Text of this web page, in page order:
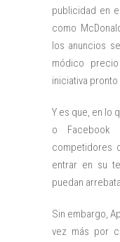
publicidad en
como
los anuncios
módico
iniciativa
Y es que, en lo
o Facebook
competidores
entrar en su
puedan
Sin embargo,
vez más por